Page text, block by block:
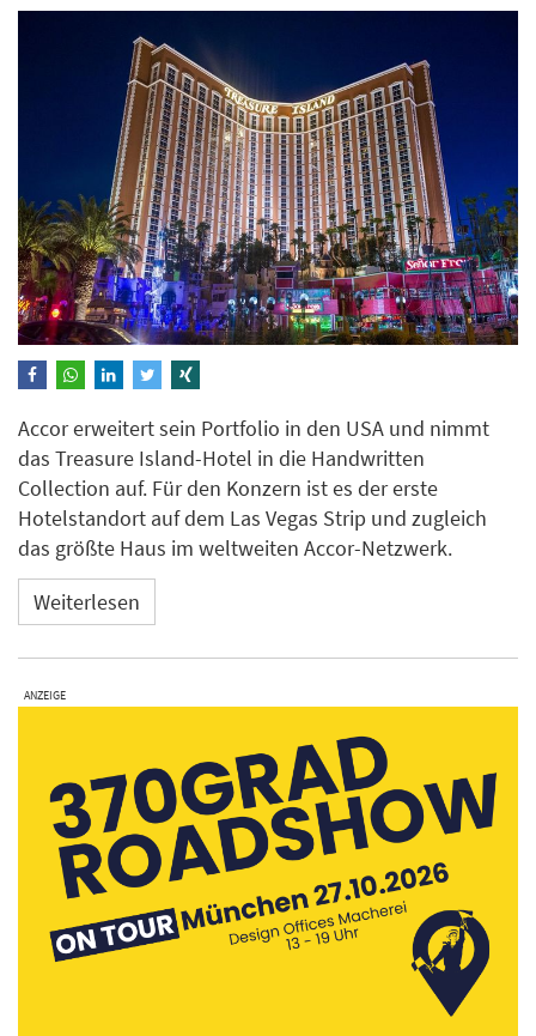
Accor erweitert sein Portfolio in den USA und nimmt
das Treasure Island-Hotel in die Handwritten
Collection auf. Für den Konzern ist es der erste
Hotelstandort auf dem Las Vegas Strip und zugleich
das größte Haus im weltweiten Accor-Netzwerk.
Weiterlesen
ANZEIGE